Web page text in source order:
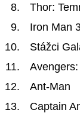
Thor:
Iron Man
Stážci
Ant-Man
Captain